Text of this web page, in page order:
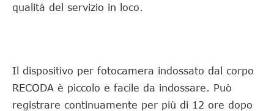
qualità del servizio in loco.
Il dispositivo per fotocamera indossato dal corpo
RECODA è piccolo e facile da indossare. Può
registrare continuamente per più di 12 ore dopo